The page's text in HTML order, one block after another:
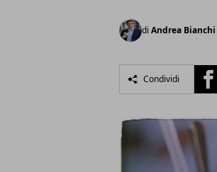
di Andrea Bianchi
Condividi